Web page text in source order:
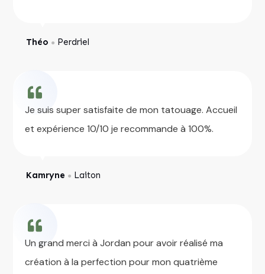
Théo ● Perdriel
Je suis super satisfaite de mon tatouage. Accueil
et expérience 10/10 je recommande à 100%.
Kamryne ● Laiton
Un grand merci à Jordan pour avoir réalisé ma
création à la perfection pour mon quatrième